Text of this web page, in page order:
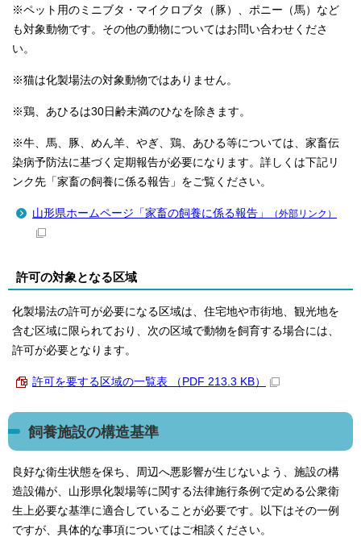
※ペット用のミニブタ・マイクロブタ（豚）、ポニー（馬）など
も対象動物です。その他の動物についてはお問い合わせくださ
い。
※猫は化製場法の対象動物ではありません。
※鶏、あひるは30日齢未満のひなを除きます。
※牛、馬、豚、めん羊、やぎ、鶏、あひる等については、家畜伝
染病予防法に基づく定期報告が必要になります。詳しくは下記リ
ンク先「家畜の飼養に係る報告」をご覧ください。
山形県ホームページ「家畜の飼養に係る報告」 （外部リンク）
許可の対象となる区域
化製場法の許可が必要になる区域は、住宅地や市街地、観光地を
含む区域に限られており、次の区域で動物を飼育する場合には、
許可が必要となります。
許可を要する区域の一覧表 （PDF 213.3 KB）
飼養施設の構造基準
良好な衛生状態を保ち、周辺へ悪影響が生じないよう、施設の構
造設備が、山形県化製場等に関する法律施行条例で定める公衆衛
生上必要な基準に適合していることが必要です。以下はその一例
ですが、具体的な事項についてはご相談ください。